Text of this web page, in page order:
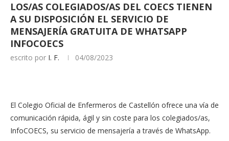
LOS/AS COLEGIADOS/AS DEL COECS TIENEN
A SU DISPOSICIÓN EL SERVICIO DE
MENSAJERÍA GRATUITA DE WHATSAPP
INFOCOECS
escrito por I. F. 04/08/2023
El Colegio Oficial de Enfermeros de Castellón ofrece una vía de
comunicación rápida, ágil y sin coste para los colegiados/as,
InfoCOECS, su servicio de mensajería a través de WhatsApp.